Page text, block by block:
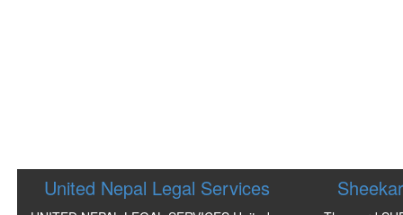
United Nepal Legal Services